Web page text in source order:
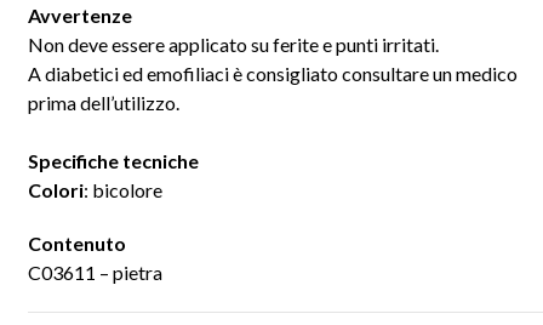
Avvertenze
Non deve essere applicato su ferite e punti irritati.
A diabetici ed emofiliaci è consigliato consultare un medico
prima dell’utilizzo.
Specifiche tecniche
Colori: bicolore
Contenuto
C03611 – pietra